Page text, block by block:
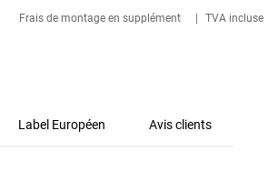
Frais de montage en supplément TVA incluse
Label Européen Avis clients